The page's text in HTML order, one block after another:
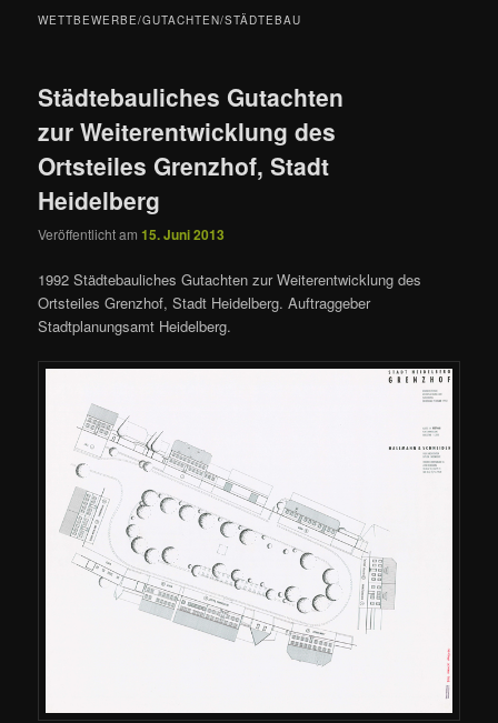
WETTBEWERBE/GUTACHTEN/STÄDTEBAU
Städtebauliches Gutachten
zur Weiterentwicklung des
Ortsteiles Grenzhof, Stadt
Heidelberg
Veröffentlicht am15. Juni 2013
1992 Städtebauliches Gutachten zur Weiterentwicklung des
Ortsteiles Grenzhof, Stadt Heidelberg. Auftraggeber
Stadtplanungsamt Heidelberg.